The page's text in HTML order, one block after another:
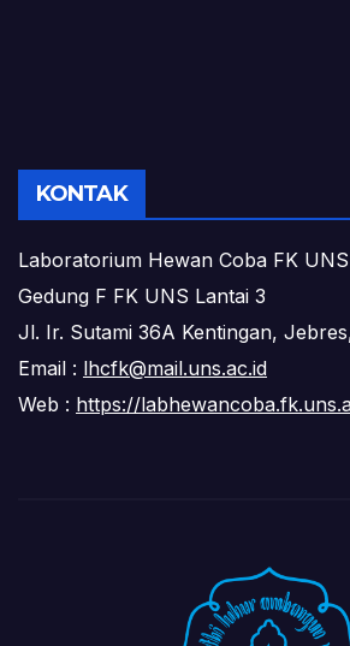
KONTAK
Laboratorium Hewan Coba FK UNS
Gedung F FK UNS Lantai 3
Jl. Ir. Sutami 36A Kentingan,
Email : lhcfk@mail.uns.ac.id
Web : https://